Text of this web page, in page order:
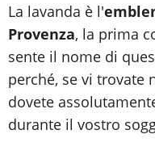
La lavanda è l'
Provenza, la prima
sente il nome di
perché, se vi trovate
dovete
durante il vostro